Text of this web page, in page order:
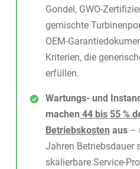
Gondel, GWO-
gemischte
OEM-
Kriterien, die
erfüllen.
Wartungs- und
machen 44 bis 55 %
Betriebskosten aus–
Jahren Betriebsdauer
skalierbare Service-